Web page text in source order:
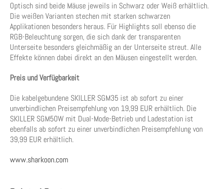
Optisch sind beide Mäuse jeweils in Schwarz oder Weiß erhältlich.
Die weißen Varianten stechen mit starken schwarzen
Applikationen besonders heraus. Für Highlights soll ebenso die
RGB-Beleuchtung sorgen, die sich dank der transparenten
Unterseite besonders gleichmäßig an der Unterseite streut. Alle
Effekte können dabei direkt an den Mäusen eingestellt werden.
Preis und Verfügbarkeit
Die kabelgebundene SKILLER SGM35 ist ab sofort zu einer
unverbindlichen Preisempfehlung von 19,99 EUR erhältlich. Die
SKILLER SGM50W mit Dual-Mode-Betrieb und Ladestation ist
ebenfalls ab sofort zu einer unverbindlichen Preisempfehlung von
39,99 EUR erhältlich.
www.sharkoon.com